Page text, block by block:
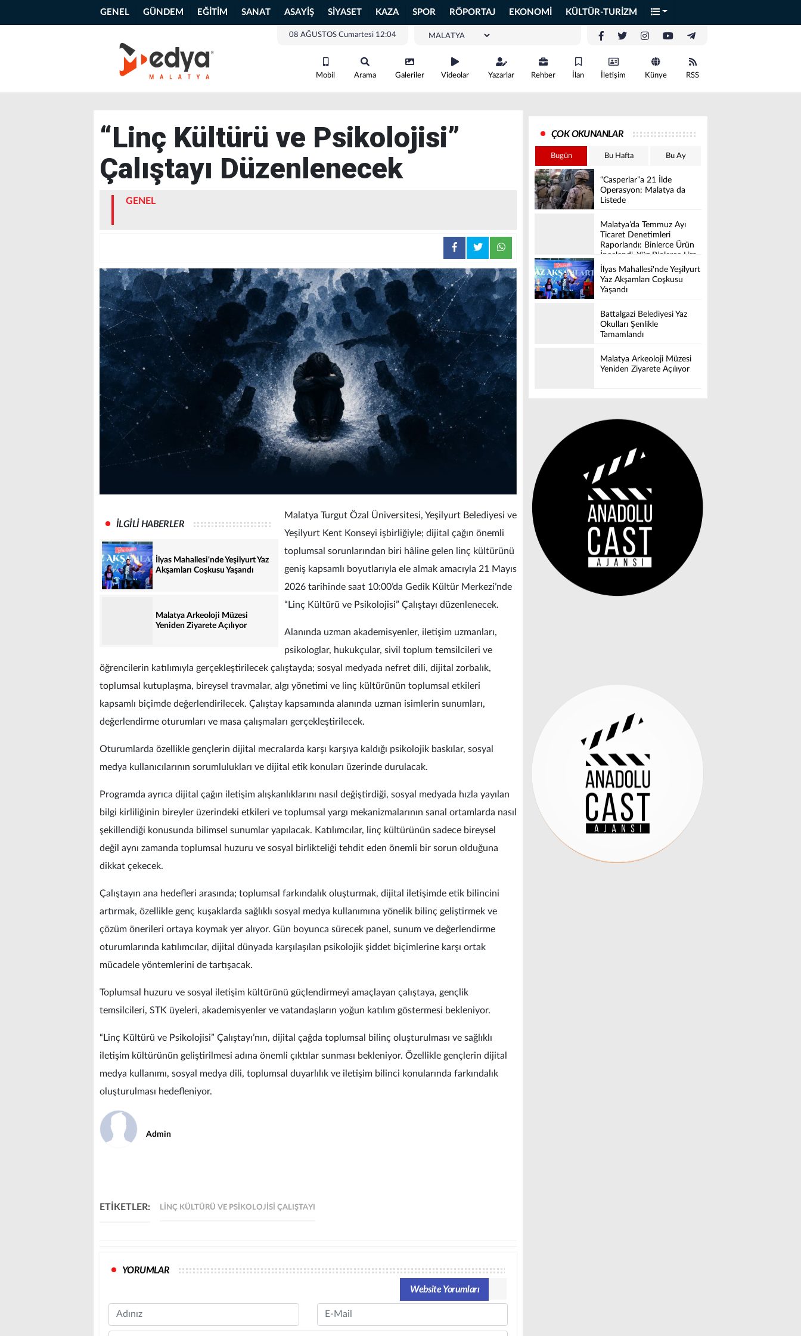
GENEL GÜNDEM EĞİTİM SANAT ASAYİŞ SİYASET KAZA SPOR RÖPORTAJ EKONOMİ KÜLTÜR-TURİZM
08 AĞUSTOS Cumartesi 12:04
Mobil Arama Galeriler Videolar Yazarlar Rehber İlan İletişim Künye RSS
“Linç Kültürü ve Psikolojisi”
Çalıştayı Düzenlenecek
GENEL
İLGİLİ HABERLER
İlyas Mahallesi'nde Yeşilyurt Yaz
Akşamları Coşkusu Yaşandı
Malatya Arkeoloji Müzesi
Yeniden Ziyarete Açılıyor
Malatya Turgut Özal Üniversitesi, Yeşilyurt Belediyesi ve
Yeşilyurt Kent Konseyi işbirliğiyle; dijital çağın önemli
toplumsal sorunlarından biri hâline gelen linç kültürünü
geniş kapsamlı boyutlarıyla ele almak amacıyla 21 Mayıs
2026 tarihinde saat 10:00’da Gedik Kültür Merkezi’nde
“Linç Kültürü ve Psikolojisi” Çalıştayı düzenlenecek.
Alanında uzman akademisyenler, iletişim uzmanları,
psikologlar, hukukçular, sivil toplum temsilcileri ve
öğrencilerin katılımıyla gerçekleştirilecek çalıştayda; sosyal medyada nefret dili, dijital zorbalık,
toplumsal kutuplaşma, bireysel travmalar, algı yönetimi ve linç kültürünün toplumsal etkileri
kapsamlı biçimde değerlendirilecek. Çalıştay kapsamında alanında uzman isimlerin sunumları,
değerlendirme oturumları ve masa çalışmaları gerçekleştirilecek.
Oturumlarda özellikle gençlerin dijital mecralarda karşı karşıya kaldığı psikolojik baskılar, sosyal
medya kullanıcılarının sorumlulukları ve dijital etik konuları üzerinde durulacak.
Programda ayrıca dijital çağın iletişim alışkanlıklarını nasıl değiştirdiği, sosyal medyada hızla yayılan
bilgi kirliliğinin bireyler üzerindeki etkileri ve toplumsal yargı mekanizmalarının sanal ortamlarda nasıl
şekillendiği konusunda bilimsel sunumlar yapılacak. Katılımcılar, linç kültürünün sadece bireysel
değil aynı zamanda toplumsal huzuru ve sosyal birlikteliği tehdit eden önemli bir sorun olduğuna
dikkat çekecek.
Çalıştayın ana hedefleri arasında; toplumsal farkındalık oluşturmak, dijital iletişimde etik bilincini
artırmak, özellikle genç kuşaklarda sağlıklı sosyal medya kullanımına yönelik bilinç geliştirmek ve
çözüm önerileri ortaya koymak yer alıyor. Gün boyunca sürecek panel, sunum ve değerlendirme
oturumlarında katılımcılar, dijital dünyada karşılaşılan psikolojik şiddet biçimlerine karşı ortak
mücadele yöntemlerini de tartışacak.
Toplumsal huzuru ve sosyal iletişim kültürünü güçlendirmeyi amaçlayan çalıştaya, gençlik
temsilcileri, STK üyeleri, akademisyenler ve vatandaşların yoğun katılım göstermesi bekleniyor.
“Linç Kültürü ve Psikolojisi” Çalıştayı’nın, dijital çağda toplumsal bilinç oluşturulması ve sağlıklı
iletişim kültürünün geliştirilmesi adına önemli çıktılar sunması bekleniyor. Özellikle gençlerin dijital
medya kullanımı, sosyal medya dili, toplumsal duyarlılık ve iletişim bilinci konularında farkındalık
oluşturulması hedefleniyor.
Admin
ETİKETLER: LINÇ KÜLTÜRÜ VE PSIKOLOJISI ÇALIŞTAYI
YORUMLAR
Website Yorumları
Name Email
ÇOK OKUNANLAR
Bugün Bu Hafta Bu Ay
“Casperlar”a 21 İlde
Operasyon: Malatya da
Listede
Malatya’da Temmuz Ayı
Ticaret Denetimleri
Raporlandı: Binlerce Ürün
İncelendi, Yüz Binlerce Lira
Cez Kesildi
İlyas Mahallesi'nde Yeşilyurt
Yaz Akşamları Coşkusu
Yaşandı
Battalgazi Belediyesi Yaz
Okulları Şenlikle
Tamamlandı
Malatya Arkeoloji Müzesi
Yeniden Ziyarete Açılıyor